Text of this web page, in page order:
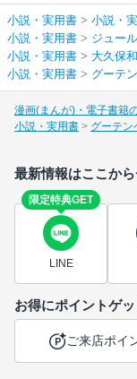
小説・実用書 > 小説・
小説・実用書 > ジュー
小説・実用書 > 大久保
小説・実用書 > グーテ
漫画(まんが)・電子書籍
小説・実用書
グーテン
最新情報はここから
限定特典GET
LINE
お得にポイントゲッ
ご来店ポイ